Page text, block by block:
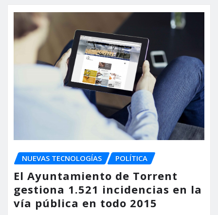
NUEVAS TECNOLOGÍAS POLÍTICA
El Ayuntamiento de Torrent
gestiona 1.521 incidencias en la
vía pública en todo 2015